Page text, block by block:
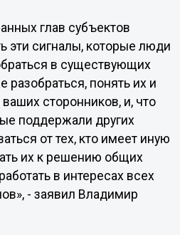
глав субъектов
эти сигналы, которые люди
в существующих
разобраться, понять их и
сторонников, и, что
поддержали других
от тех, кто имеет иную
их к решению общих
в интересах всех
- заявил Владимир